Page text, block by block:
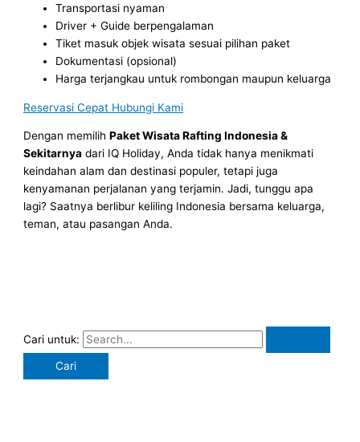
Transportasi nyaman
Driver + Guide berpengalaman
Tiket masuk objek wisata sesuai pilihan paket
Dokumentasi (opsional)
Harga terjangkau untuk rombongan maupun keluarga
Reservasi Cepat Hubungi Kami
Dengan memilihPaket Wisata Rafting Indonesia &
Sekitarnya dari IQ Holiday, Anda tidak hanya menikmati
keindahan alam dan destinasi populer, tetapi juga
kenyamanan perjalanan yang terjamin. Jadi, tunggu apa
lagi? Saatnya berlibur keliling Indonesia bersama keluarga,
teman, atau pasangan Anda.
Cari untuk: